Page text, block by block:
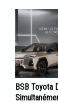
BSB Toyota